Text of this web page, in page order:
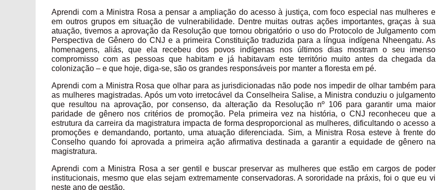
Aprendi com a Ministra Rosa a pensar a ampliação do acesso à justiça, com foco especial nas mulheres e
em outros grupos em situação de vulnerabilidade. Dentre muitas outras ações importantes, graças à sua
atuação, tivemos a aprovação da Resolução que tornou obrigatório o uso do Protocolo de Julgamento com
Perspectiva de Gênero do CNJ e a primeira Constituição traduzida para a língua indígena Nheengatu. As
homenagens, aliás, que ela recebeu dos povos indígenas nos últimos dias mostram o seu imenso
compromisso com as pessoas que habitam e já habitavam este território muito antes da chegada da
colonização – e que hoje, diga-se, são os grandes responsáveis por manter a floresta em pé.
Aprendi com a Ministra Rosa que olhar para as jurisdicionadas não pode nos impedir de olhar também para
as mulheres magistradas. Após um voto irretocável da Conselheira Salise, a Ministra conduziu o julgamento
que resultou na aprovação, por consenso, da alteração da Resolução nº 106 para garantir uma maior
paridade de gênero nos critérios de promoção. Pela primeira vez na história, o CNJ reconheceu que a
estrutura da carreira da magistratura impacta de forma desproporcional as mulheres, dificultando o acesso a
promoções e demandando, portanto, uma atuação diferenciada. Sim, a Ministra Rosa esteve à frente do
Conselho quando foi aprovada a primeira ação afirmativa destinada a garantir a equidade de gênero na
magistratura.
Aprendi com a Ministra Rosa a ser gentil e buscar preservar as mulheres que estão em cargos de poder
institucionais, mesmo que elas sejam extremamente conservadoras. A sororidade na práxis, foi o que eu vi
neste ano de gestão.